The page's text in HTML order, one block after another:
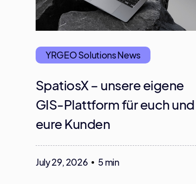
YRGEO Solutions News
SpatiosX – unsere eigene
GIS-Plattform für euch und
eure Kunden
July 29, 2026 5 min